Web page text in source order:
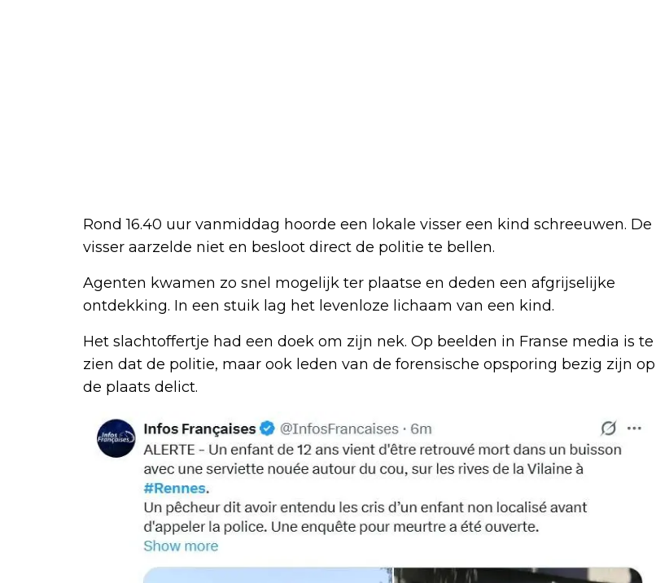
Rond 16.40 uur vanmiddag hoorde een lokale visser een kind schreeuwen. De
visser aarzelde niet en besloot direct de politie te bellen.
Agenten kwamen zo snel mogelijk ter plaatse en deden een afgrijselijke
ontdekking. In een stuik lag het levenloze lichaam van een kind.
Het slachtoffertje had een doek om zijn nek. Op beelden in Franse media is te
zien dat de politie, maar ook leden van de forensische opsporing bezig zijn op
de plaats delict.